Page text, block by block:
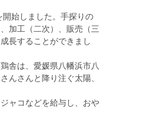
開始しました。手探りの
加工（二次）、販売（三
長することができまし
舎は、愛媛県八幡浜市八
んさんと降り注ぐ太陽、
ャコなどを給与し、おや